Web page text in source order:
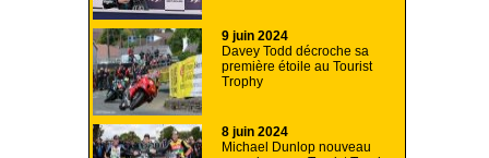
9 juin 2024
Davey Todd décroche sa
première étoile au Tourist
Trophy
8 juin 2024
Michael Dunlop nouveau